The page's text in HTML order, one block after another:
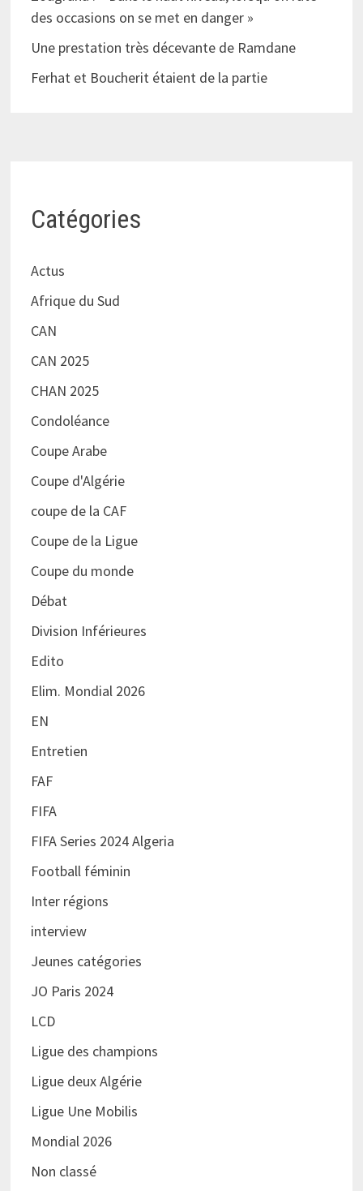
des occasions on se met en danger »
Une prestation très décevante de Ramdane
Ferhat et Boucherit étaient de la partie
Catégories
Actus
Afrique du Sud
CAN
CAN 2025
CHAN 2025
Condoléance
Coupe Arabe
Coupe d'Algérie
coupe de la CAF
Coupe de la Ligue
Coupe du monde
Débat
Division Inférieures
Edito
Elim. Mondial 2026
EN
Entretien
FAF
FIFA
FIFA Series 2024 Algeria
Football féminin
Inter régions
interview
Jeunes catégories
JO Paris 2024
LCD
Ligue des champions
Ligue deux Algérie
Ligue Une Mobilis
Mondial 2026
Non classé